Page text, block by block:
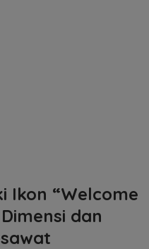
Ikon “Welcome
dan